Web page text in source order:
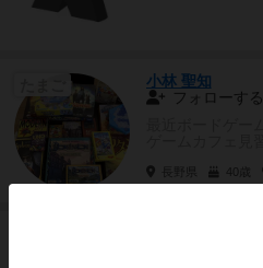
小林 聖知
フォローする